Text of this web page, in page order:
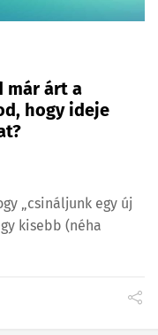
már árt a
hogy ideje
„csináljunk egy új
kisebb (néha